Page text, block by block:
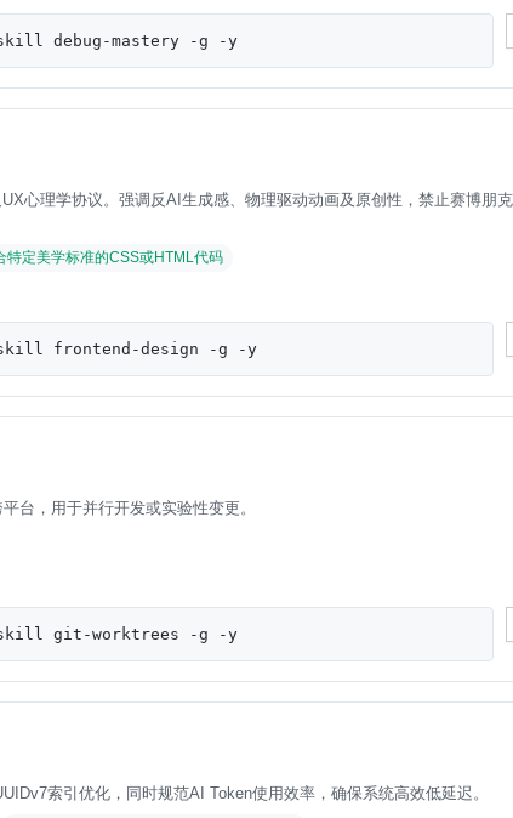
debug-mastery -g -y
心理学协议。强调反AI生成感、物理驱动动画及原创性，禁止赛博朋
特定美学标准的CSS或HTML代码
skill frontend-design -g -y
台，用于并行开发或实验性变更。
skill git-worktrees -g -y
索引优化，同时规范AI Token使用效率，确保系统高效低延迟。